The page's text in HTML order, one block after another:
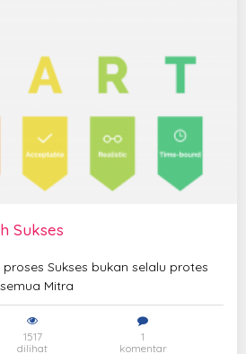
Sukses
Sukses bukan selalu protes
Mitra
1517
dilihat
1
komentar